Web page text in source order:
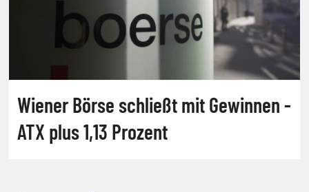
Wiener Börse schließt mit Gewinnen -
ATX plus 1,13 Prozent